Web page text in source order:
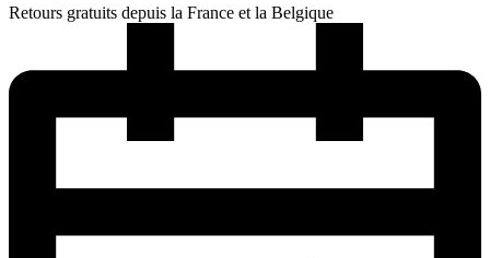
Retours gratuits depuis la France et la Belgique